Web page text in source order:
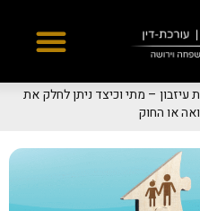
– מתי וכיצד ניתן לחלק את
או החוק